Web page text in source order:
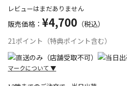
レビューはまだありません
販売価格： ¥4,700 （税込）
21ポイント（特典ポイント含む）
マークについて ▼